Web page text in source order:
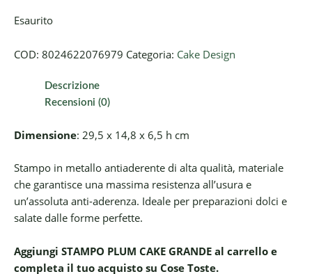
Esaurito
COD: 8024622076979 Categoria: Cake Design
Descrizione
Recensioni (0)
Dimensione: 29,5 x 14,8 x 6,5 h cm
Stampo in metallo antiaderente di alta qualità, materiale
che garantisce una massima resistenza all’usura e
un’assoluta anti-aderenza. Ideale per preparazioni dolci e
salate dalle forme perfette.
Aggiungi STAMPO PLUM CAKE GRANDE al carrello e
completa il tuo acquisto su Cose Toste.